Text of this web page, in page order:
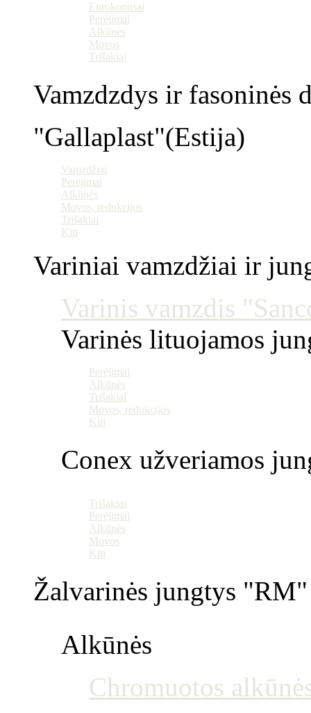
Eurokonusai
Perėjimai
Alkūnės
Movos
Trišakiai
Vamzdzdys ir fasoninės
"Gallaplast"(Estija)
Vamzdžiai
Perėjimai
Alkūnės
Movos, redukcijos
Trišakiai
Kiti
Variniai vamzdžiai ir
Varinis vamzdis
Varinės lituojamos
Perėjimai
Alkūnės
Trišakiai
Movos, redukcijos
Kiti
Conex užveriamos
Trišakiai
Perėjimai
Alkūnės
Movos
Kiti
Žalvarinės jungtys
Alkūnės
Chromuotos